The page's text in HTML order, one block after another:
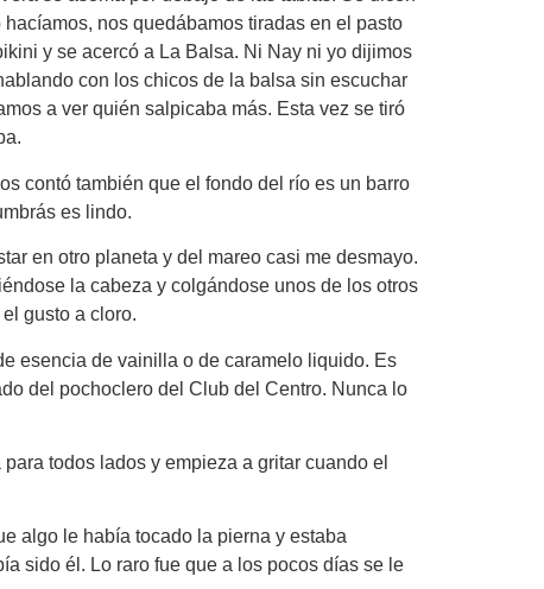
nos quedábamos tiradas en el pasto
y se acercó a La Balsa. Ni Nay ni yo dijimos
con los chicos de la balsa sin escuchar
a ver quién salpicaba más. Esta vez se tiró
contó también que el fondo del río es un barro
es lindo.
en otro planeta y del mareo casi me desmayo.
la cabeza y colgándose unos de los otros
gusto a cloro.
esencia de vainilla o de caramelo liquido. Es
del pochoclero del Club del Centro. Nunca lo
todos lados y empieza a gritar cuando el
algo le había tocado la pierna y estaba
sido él. Lo raro fue que a los pocos días se le